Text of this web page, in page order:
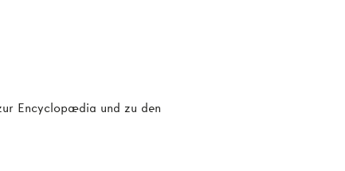
Encyclopædia und zu den